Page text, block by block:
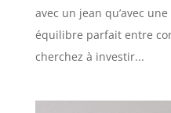
avec un jean qu’avec
équilibre parfait entre
cherchez à investir...